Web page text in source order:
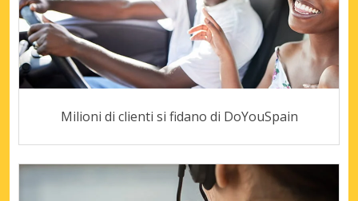
Milioni di clienti si fidano di DoYouSpain